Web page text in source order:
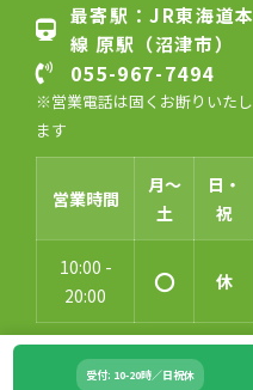
受付: 10-20時／日祝休
最寄駅：JR東海道本
線 原駅（沼津市）
055-967-7494
※営業電話は固くお断りいたし
ます
営業時間
月〜
土
日・
祝
10:00 -
20:00
〇 休